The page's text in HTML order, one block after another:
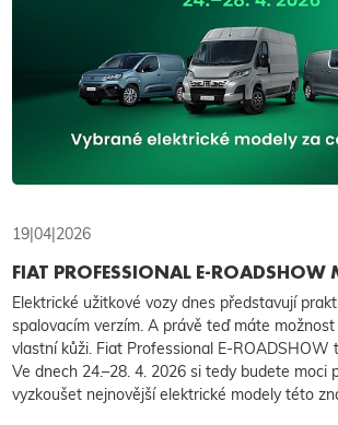
19|04|2026
FIAT PROFESSIONAL E-ROADSHOW
Elektrické užitkové vozy dnes představují
spalovacím verzím. A právě teď máte
vlastní kůži. Fiat Professional E-ROADSHOW
Ve dnech 24.–28. 4. 2026 si tedy budete moci
vyzkoušet nejnovější elektrické modely této